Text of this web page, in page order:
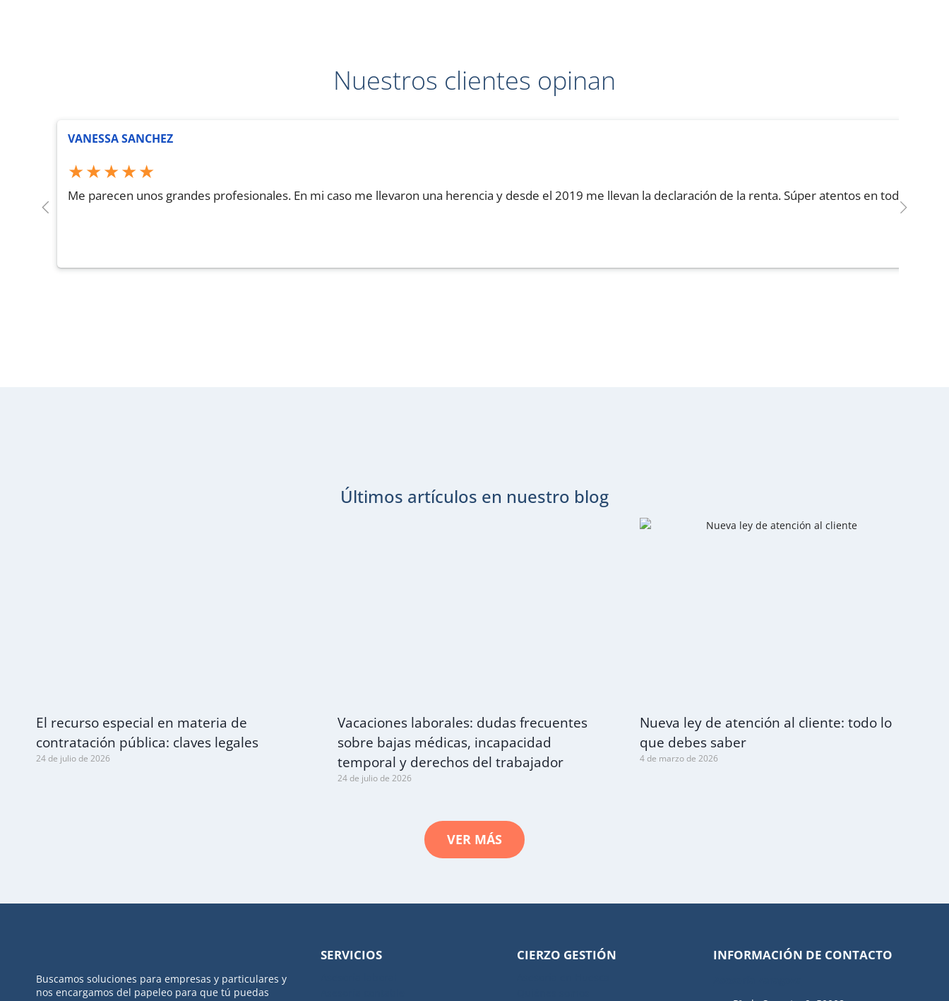
Nuestros clientes opinan
VANESSA SANCHEZ
★★★★★
Me parecen unos grandes profesionales. En mi caso me llevaron una herencia y desde el 2019 me llevan la declaración de la renta. Súper atentos en todo
Últimos artículos en nuestro blog
El recurso especial en materia de
contratación pública: claves legales
24 de julio de 2026
Vacaciones laborales: dudas frecuentes
sobre bajas médicas, incapacidad
temporal y derechos del trabajador
24 de julio de 2026
Nueva ley de atención al cliente: todo lo
que debes saber
4 de marzo de 2026
VER MÁS
Buscamos soluciones para empresas y particulares y
nos encargamos del papeleo para que tú puedas
SERVICIOS CIERZO GESTIÓN INFORMACIÓN DE CONTACTO